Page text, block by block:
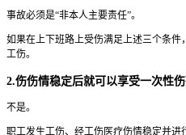
事故必须是“非本人主要责任”。
如果在上下班路上受伤满足上述三个条
工伤。
2.伤伤情稳定后就可以享受一次性伤
不是。
职工发生工伤、经工伤医疗伤情稳定并